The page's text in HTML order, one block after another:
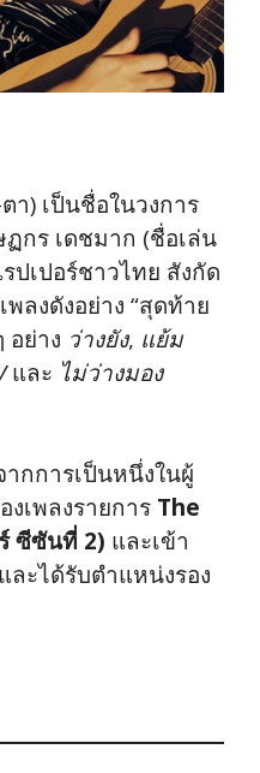
า) เป็นชื่อในวงการ
กร เดชมาก (ชื่อเล่น
ปเปอร์ชาวไทย สังกัด
พลงดังอย่าง “สุดท้าย
อย่าง ว่างยัง, แย้ม
และ ไม่ว่างมอง
กการเป็นหนึ่งในผู้
เพลงรายการ The
ซีซันที่ 2) และเข้า
ละได้รับตำแหน่งรอง